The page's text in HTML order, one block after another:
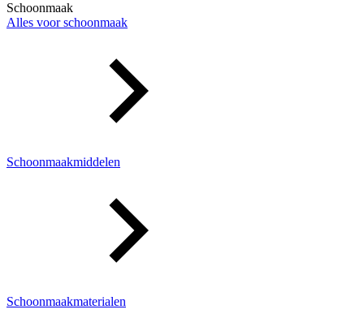
Schoonmaak
Alles voor schoonmaak
Schoonmaakmiddelen
Schoonmaakmaterialen